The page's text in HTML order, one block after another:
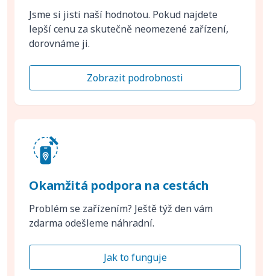
Jsme si jisti naší hodnotou. Pokud najdete
lepší cenu za skutečně neomezené zařízení,
dorovnáme ji.
Zobrazit podrobnosti
Okamžitá podpora na cestách
Problém se zařízením? Ještě týž den vám
zdarma odešleme náhradní.
Jak to funguje